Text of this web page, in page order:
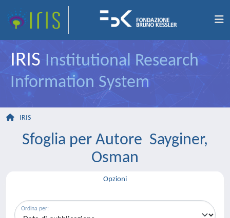
IRIS Institutional Research
Information System
IRIS
Sfoglia per Autore Sayginer,
Osman
Opzioni
Ordina per: